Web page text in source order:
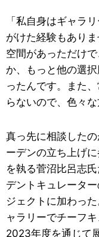
「私自身はギャラ
がけた経験もあり
空間があっただけ
か、もっと他の選
ったんです。また
らないので、色々
真っ先に相談した
ーデンの立ち上げ
を執る菅沼比呂志
デントキュレータ
ジェクトに加わっ
ャラリーでチーフ
2023年度を通じて